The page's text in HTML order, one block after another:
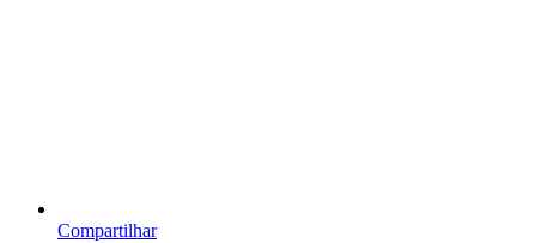
Compartilhar